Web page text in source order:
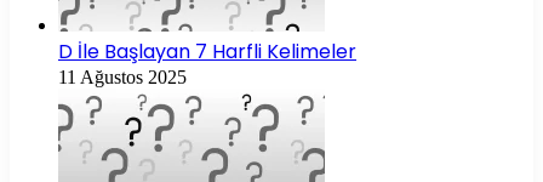
D İle Başlayan 7 Harfli Kelimeler
11 Ağustos 2025